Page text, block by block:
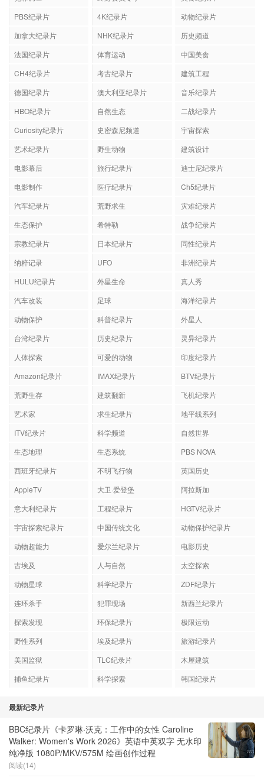
PBS纪录片
4K纪录片
动物纪录片
加拿大纪录片
NHK纪录片
历史频道
法国纪录片
体育运动
中国美食
CH4纪录片
考古纪录片
建筑工程
德国纪录片
澳大利亚纪录片
音乐纪录片
HBO纪录片
自然生态
二战纪录片
Curiosity纪录片
史密森尼频道
宇宙探索
艺术纪录片
野生动物
建筑设计
电影幕后
旅行纪录片
迪士尼纪录片
电影制作
医疗纪录片
Ch5纪录片
汽车纪录片
荒野求生
灾难纪录片
生态保护
希特勒
战争纪录片
宗教纪录片
日本纪录片
同性纪录片
纳粹记录
UFO
非洲纪录片
HULU纪录片
外星生命
真人秀
汽车改装
足球
海洋纪录片
动物保护
科普纪录片
外星人
台湾纪录片
历史纪录片
灵异纪录片
人体探索
可爱的动物
印度纪录片
Amazon纪录片
IMAX纪录片
BTV纪录片
荒野生存
建筑翻新
飞机纪录片
艺术家
求生纪录片
地平线系列
ITV纪录片
科学频道
自然世界
生态地理
生态系统
PBS NOVA
西班牙纪录片
不明飞行物
英国历史
AppleTV
大卫·爱登堡
阿拉斯加
意大利纪录片
工程纪录片
HGTV纪录片
宇宙探索纪录片
中国传统文化
动物保护纪录片
动物超能力
爱尔兰纪录片
电影历史
古埃及
人与自然
太空探索
动物星球
科学纪录片
ZDF纪录片
连环杀手
犯罪现场
新西兰纪录片
探索发现
环保纪录片
极限运动
野性系列
埃及纪录片
旅游纪录片
美国监狱
TLC纪录片
木屋建筑
捕鱼纪录片
科学探索 韩国纪录片
最新纪录片
BBC纪录片《卡罗琳·沃克：工作中的女性 Caroline
Walker: Women's Work 2026》英语中英双字 无水印
纯净版 1080P/MKV/575M 绘画创作过程
阅读(14)